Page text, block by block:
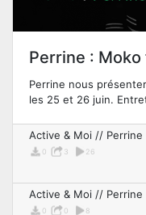
Perrine :
Perrine nous
les 25 et 26 juin.
Active & Moi //
0 3 26
Active & Moi //
0 0 8